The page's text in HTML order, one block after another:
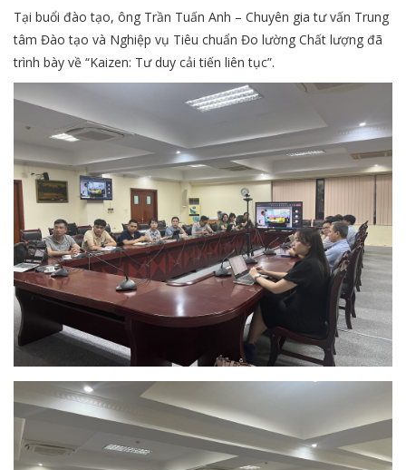
Tại buổi đào tạo, ông Trần Tuấn Anh – Chuyên gia tư vấn Trung
tâm Đào tạo và Nghiệp vụ Tiêu chuẩn Đo lường Chất lượng đã
trình bày về “Kaizen: Tư duy cải tiến liên tục”.